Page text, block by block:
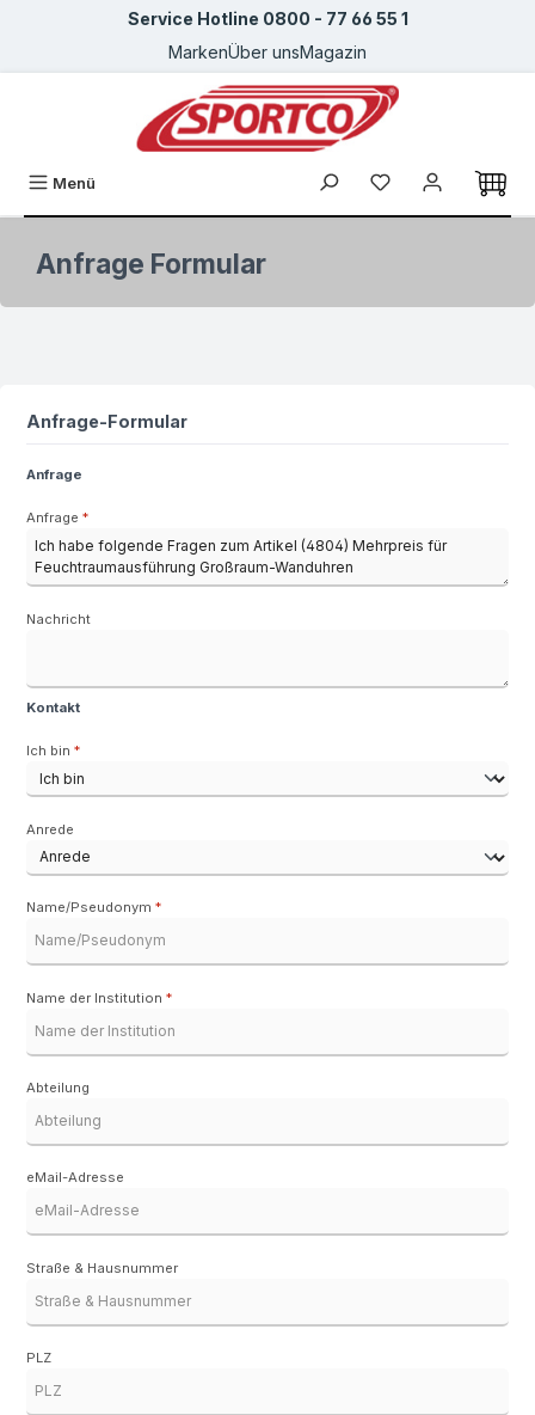
Zum Hauptinhalt springenService Hotline 0800 - 77 66 55 1
MarkenÜber unsMagazin
Menü Du hast 0
Anfrage Formular
Anfrage-Formular
Anfrage
Anfrage *
Nachricht
Kontakt
Ich bin *
Anrede
Name/Pseudonym *
Name der Institution *
Abteilung
eMail-Adresse
Straße & Hausnummer
PLZ